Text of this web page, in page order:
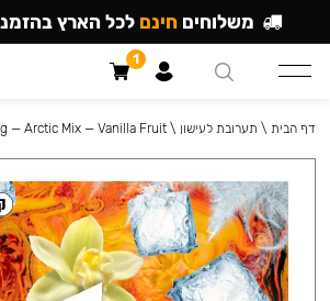
דף הבית \ תערובת לעישון \
— Arctic Mix — Vanilla Fruit
משלוחים חינם לכל הארץ בהזמנה
1